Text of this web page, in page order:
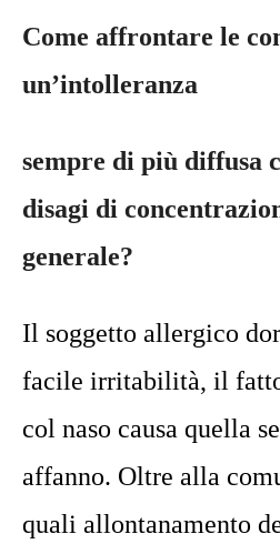
Come affrontare le
un’intolleranza
sempre di più diffusa
disagi di
generale?
Il soggetto allergico
facile irritabilità, il
col naso causa quella
affanno. Oltre alla
quali allontanamento